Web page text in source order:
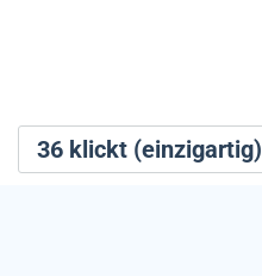
36 klickt (einzigartig)